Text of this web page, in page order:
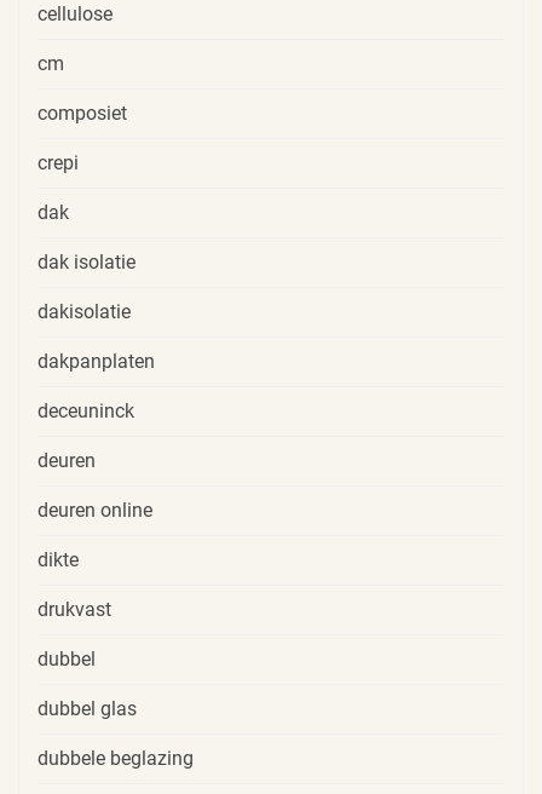
cellulose
cm
composiet
crepi
dak
dak isolatie
dakisolatie
dakpanplaten
deceuninck
deuren
deuren online
dikte
drukvast
dubbel
dubbel glas
dubbele beglazing